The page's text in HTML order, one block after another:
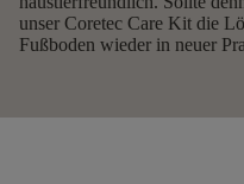
unser Coretec Care Kit die
Fußboden wieder in neuer